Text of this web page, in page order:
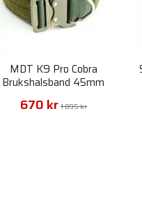
MDT K9 Pro Cobra
Brukshalsband 45mm
670 kr 1 095 kr